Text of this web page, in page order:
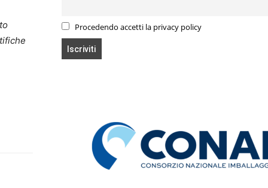
Procedendo accetti la privacy policy